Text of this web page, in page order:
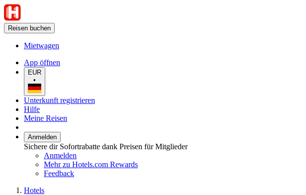
Reisen buchen
Mietwagen
App öffnen
EUR
•
Unterkunft registrieren
Hilfe
Meine Reisen
Anmelden
Sichere dir Sofortrabatte dank Preisen für Mitglieder
Anmelden
Mehr zu Hotels.com Rewards
Feedback
Hotels